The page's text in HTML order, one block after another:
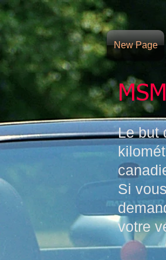
New Page
Le but
Si
votre